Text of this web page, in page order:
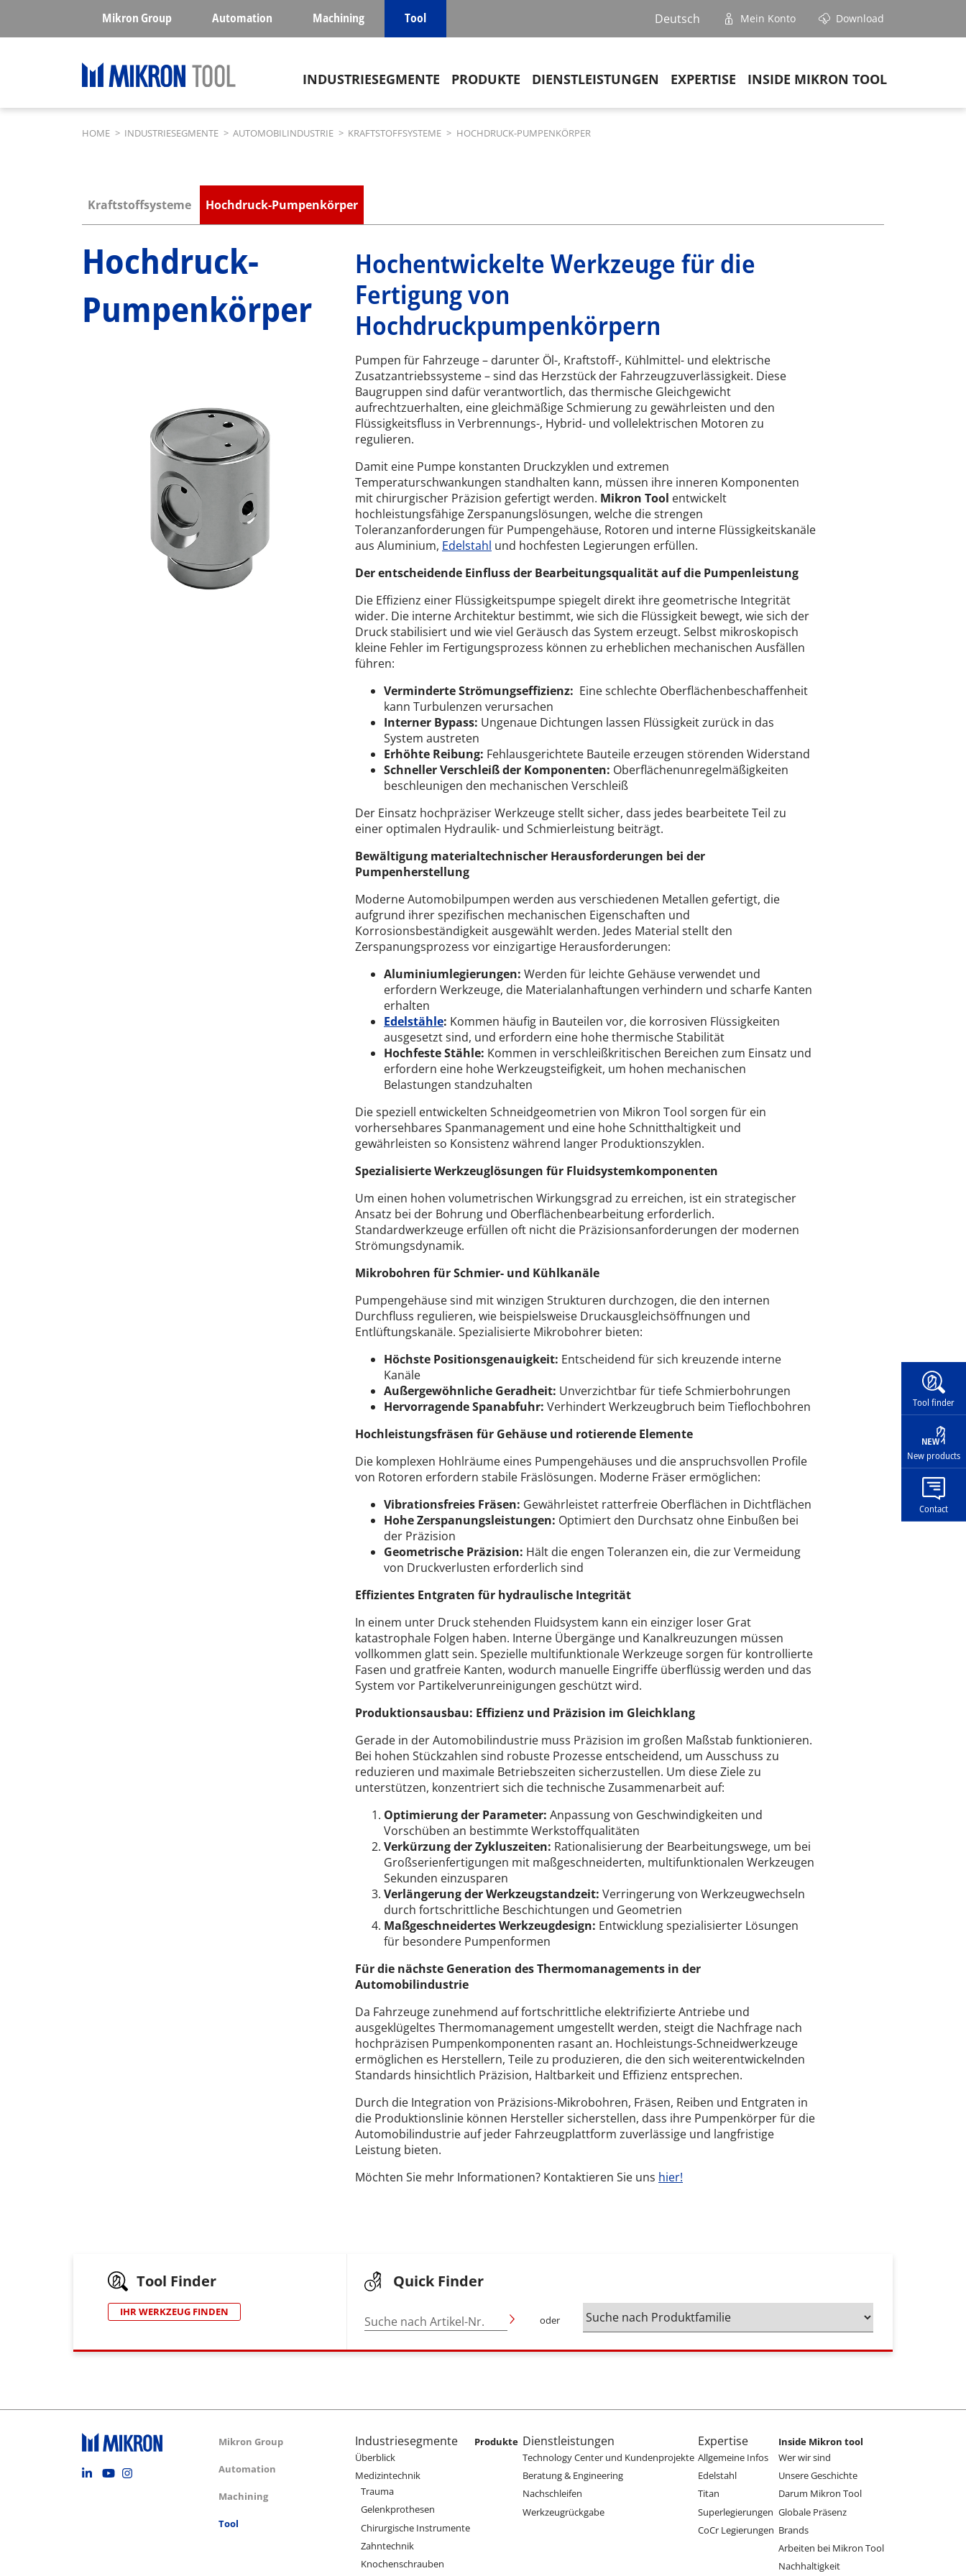
Tool finder
New products
Contact
Mikron Group Automation Machining Tool Deutsch Mein Konto Download
Main navigation
INDUSTRIESEGMENTE PRODUKTE DIENSTLEISTUNGEN EXPERTISE INSIDE MIKRON TOOL
Breadcrumb
HOME > INDUSTRIESEGMENTE > AUTOMOBILINDUSTRIE > KRAFTSTOFFSYSTEME > HOCHDRUCK-PUMPENKÖRPER
Submenu industries
Kraftstoffsysteme Hochdruck-Pumpenkörper
Hochdruck-
Pumpenkörper
Hochentwickelte Werkzeuge für die
Fertigung von
Hochdruckpumpenkörpern
Pumpen für Fahrzeuge – darunter Öl-, Kraftstoff-, Kühlmittel- und elektrische
Zusatzantriebssysteme – sind das Herzstück der Fahrzeugzuverlässigkeit. Diese
Baugruppen sind dafür verantwortlich, das thermische Gleichgewicht
aufrechtzuerhalten, eine gleichmäßige Schmierung zu gewährleisten und den
Flüssigkeitsfluss in Verbrennungs-, Hybrid- und vollelektrischen Motoren zu
regulieren.
Damit eine Pumpe konstanten Druckzyklen und extremen
Temperaturschwankungen standhalten kann, müssen ihre inneren Komponenten
mit chirurgischer Präzision gefertigt werden. Mikron Tool entwickelt
hochleistungsfähige Zerspanungslösungen, welche die strengen
Toleranzanforderungen für Pumpengehäuse, Rotoren und interne Flüssigkeitskanäle
aus Aluminium, Edelstahl und hochfesten Legierungen erfüllen.
Der entscheidende Einfluss der Bearbeitungsqualität auf die Pumpenleistung
Die Effizienz einer Flüssigkeitspumpe spiegelt direkt ihre geometrische Integrität
wider. Die interne Architektur bestimmt, wie sich die Flüssigkeit bewegt, wie sich der
Druck stabilisiert und wie viel Geräusch das System erzeugt. Selbst mikroskopisch
kleine Fehler im Fertigungsprozess können zu erheblichen mechanischen Ausfällen
führen:
Verminderte Strömungseffizienz: Eine schlechte Oberflächenbeschaffenheit
kann Turbulenzen verursachen
Interner Bypass: Ungenaue Dichtungen lassen Flüssigkeit zurück in das
System austreten
Erhöhte Reibung: Fehlausgerichtete Bauteile erzeugen störenden Widerstand
Schneller Verschleiß der Komponenten: Oberflächenunregelmäßigkeiten
beschleunigen den mechanischen Verschleiß
Der Einsatz hochpräziser Werkzeuge stellt sicher, dass jedes bearbeitete Teil zu
einer optimalen Hydraulik- und Schmierleistung beiträgt.
Bewältigung materialtechnischer Herausforderungen bei der
Pumpenherstellung
Moderne Automobilpumpen werden aus verschiedenen Metallen gefertigt, die
aufgrund ihrer spezifischen mechanischen Eigenschaften und
Korrosionsbeständigkeit ausgewählt werden. Jedes Material stellt den
Zerspanungsprozess vor einzigartige Herausforderungen:
Aluminiumlegierungen: Werden für leichte Gehäuse verwendet und
erfordern Werkzeuge, die Materialanhaftungen verhindern und scharfe Kanten
erhalten
Edelstähle: Kommen häufig in Bauteilen vor, die korrosiven Flüssigkeiten
ausgesetzt sind, und erfordern eine hohe thermische Stabilität
Hochfeste Stähle: Kommen in verschleißkritischen Bereichen zum Einsatz und
erfordern eine hohe Werkzeugsteifigkeit, um hohen mechanischen
Belastungen standzuhalten
Die speziell entwickelten Schneidgeometrien von Mikron Tool sorgen für ein
vorhersehbares Spanmanagement und eine hohe Schnitthaltigkeit und
gewährleisten so Konsistenz während langer Produktionszyklen.
Spezialisierte Werkzeuglösungen für Fluidsystemkomponenten
Um einen hohen volumetrischen Wirkungsgrad zu erreichen, ist ein strategischer
Ansatz bei der Bohrung und Oberflächenbearbeitung erforderlich.
Standardwerkzeuge erfüllen oft nicht die Präzisionsanforderungen der modernen
Strömungsdynamik.
Mikrobohren für Schmier- und Kühlkanäle
Pumpengehäuse sind mit winzigen Strukturen durchzogen, die den internen
Durchfluss regulieren, wie beispielsweise Druckausgleichsöffnungen und
Entlüftungskanäle. Spezialisierte Mikrobohrer bieten:
Höchste Positionsgenauigkeit: Entscheidend für sich kreuzende interne
Kanäle
Außergewöhnliche Geradheit: Unverzichtbar für tiefe Schmierbohrungen
Hervorragende Spanabfuhr: Verhindert Werkzeugbruch beim Tieflochbohren
Hochleistungsfräsen für Gehäuse und rotierende Elemente
Die komplexen Hohlräume eines Pumpengehäuses und die anspruchsvollen Profile
von Rotoren erfordern stabile Fräslösungen. Moderne Fräser ermöglichen:
Vibrationsfreies Fräsen: Gewährleistet ratterfreie Oberflächen in Dichtflächen
Hohe Zerspanungsleistungen: Optimiert den Durchsatz ohne Einbußen bei
der Präzision
Geometrische Präzision: Hält die engen Toleranzen ein, die zur Vermeidung
von Druckverlusten erforderlich sind
Effizientes Entgraten für hydraulische Integrität
In einem unter Druck stehenden Fluidsystem kann ein einziger loser Grat
katastrophale Folgen haben. Interne Übergänge und Kanalkreuzungen müssen
vollkommen glatt sein. Spezielle multifunktionale Werkzeuge sorgen für kontrollierte
Fasen und gratfreie Kanten, wodurch manuelle Eingriffe überflüssig werden und das
System vor Partikelverunreinigungen geschützt wird.
Produktionsausbau: Effizienz und Präzision im Gleichklang
Gerade in der Automobilindustrie muss Präzision im großen Maßstab funktionieren.
Bei hohen Stückzahlen sind robuste Prozesse entscheidend, um Ausschuss zu
reduzieren und maximale Betriebszeiten sicherzustellen. Um diese Ziele zu
unterstützen, konzentriert sich die technische Zusammenarbeit auf:
Optimierung der Parameter: Anpassung von Geschwindigkeiten und
Vorschüben an bestimmte Werkstoffqualitäten
Verkürzung der Zykluszeiten: Rationalisierung der Bearbeitungswege, um bei
Großserienfertigungen mit maßgeschneiderten, multifunktionalen Werkzeugen
Sekunden einzusparen
Verlängerung der Werkzeugstandzeit: Verringerung von Werkzeugwechseln
durch fortschrittliche Beschichtungen und Geometrien
Maßgeschneidertes Werkzeugdesign: Entwicklung spezialisierter Lösungen
für besondere Pumpenformen
Für die nächste Generation des Thermomanagements in der
Automobilindustrie
Da Fahrzeuge zunehmend auf fortschrittliche elektrifizierte Antriebe und
ausgeklügeltes Thermomanagement umgestellt werden, steigt die Nachfrage nach
hochpräzisen Pumpenkomponenten rasant an. Hochleistungs-Schneidwerkzeuge
ermöglichen es Herstellern, Teile zu produzieren, die den sich weiterentwickelnden
Standards hinsichtlich Präzision, Haltbarkeit und Effizienz entsprechen.
Durch die Integration von Präzisions-Mikrobohren, Fräsen, Reiben und Entgraten in
die Produktionslinie können Hersteller sicherstellen, dass ihre Pumpenkörper für die
Automobilindustrie auf jeder Fahrzeugplattform zuverlässige und langfristige
Leistung bieten.
Möchten Sie mehr Informationen? Kontaktieren Sie uns hier!
Tool Finder
IHR WERKZEUG FINDEN
Quick Finder
Suche nach Artikel-Nr. oder
Footer social
Group menu
Mikron Group
Automation
Machining
Tool
Main navigation
Industriesegmente
Überblick
Medizintechnik
Trauma
Gelenkprothesen
Chirurgische Instrumente
Zahntechnik
Knochenschrauben
Produkte Dienstleistungen
Technology Center und Kundenprojekte
Beratung & Engineering
Nachschleifen
Werkzeugrückgabe
Expertise
Allgemeine Infos
Edelstahl
Titan
Superlegierungen
CoCr Legierungen
Inside Mikron tool
Wer wir sind
Unsere Geschichte
Darum Mikron Tool
Globale Präsenz
Brands
Arbeiten bei Mikron Tool
Nachhaltigkeit